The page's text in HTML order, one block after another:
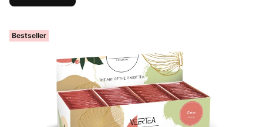
Bestseller